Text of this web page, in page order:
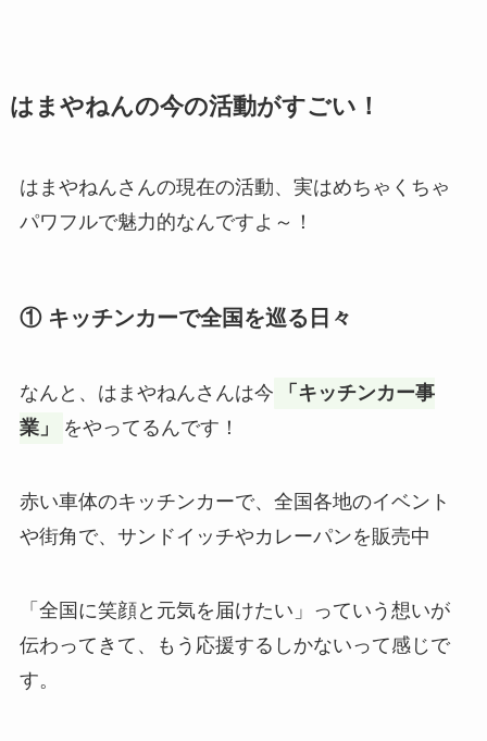
はまやねんの今の活動がすごい！
はまやねんさんの現在の活動、実はめちゃくちゃ
パワフルで魅力的なんですよ～！
① キッチンカーで全国を巡る日々
なんと、はまやねんさんは今
「キッチンカー事
業」
をやってるんです！
赤い車体のキッチンカーで、全国各地のイベント
や街角で、サンドイッチやカレーパンを販売中
「全国に笑顔と元気を届けたい」っていう想いが
伝わってきて、もう応援するしかないって感じで
す。